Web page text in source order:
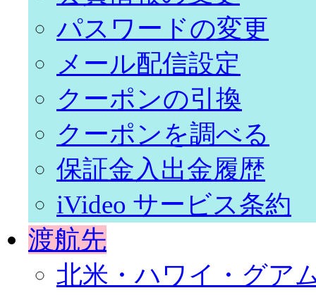
パスワードの変更
メール配信設定
クーポンの引換
クーポンを調べる
保証金入出金履歴
iVideo サービス条約
渡航先
北米・ハワイ・グア